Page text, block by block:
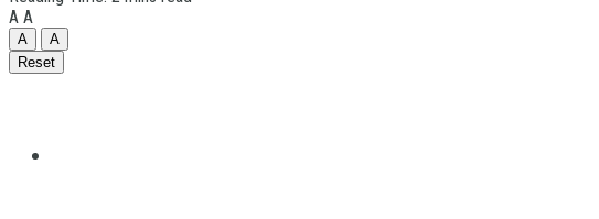
Quilmes
A A
A
A
Reset